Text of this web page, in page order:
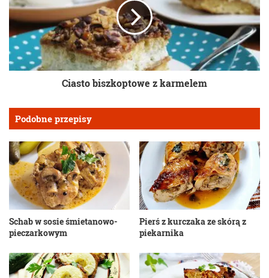
Ciasto biszkoptowe z karmelem
Podobne przepisy
Schab w sosie śmietanowo-
pieczarkowym
Pierś z kurczaka ze skórą z
piekarnika